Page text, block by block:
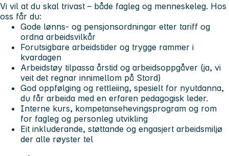
Vi vil at du skal trivast – både fagleg og menneskeleg. Hos
oss får du:
Gode lønns- og pensjonsordningar etter tariff og
ordna arbeidsvilkår
Forutsigbare arbeidstider og trygge rammer i
kvardagen
Arbeidstøy tilpassa årstid og arbeidsoppgåver (ja, vi
veit det regnar innimellom på Stord)
God oppfølging og rettleiing, spesielt for nyutdanna,
du får arbeida med en erfaren pedagogisk leder.
Interne kurs, kompetansehevingsprogram og rom
for fagleg og personleg utvikling
Eit inkluderande, støttande og engasjert arbeidsmiljø
der alle røyster tel